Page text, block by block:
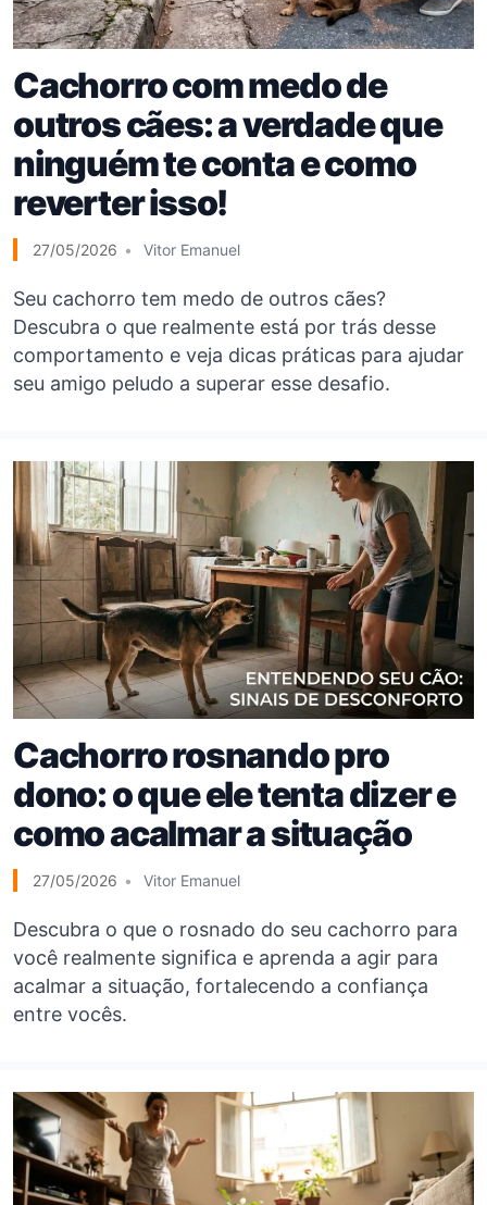
Cachorro com medo de
outros cães: a verdade que
ninguém te conta e como
reverter isso!
27/05/2026 Vitor Emanuel
Seu cachorro tem medo de outros cães?
Descubra o que realmente está por trás desse
comportamento e veja dicas práticas para ajudar
seu amigo peludo a superar esse desafio.
Cachorro rosnando pro
dono: o que ele tenta dizer e
como acalmar a situação
27/05/2026 Vitor Emanuel
Descubra o que o rosnado do seu cachorro para
você realmente significa e aprenda a agir para
acalmar a situação, fortalecendo a confiança
entre vocês.